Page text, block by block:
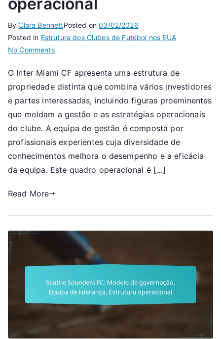
ByClara BennettPosted on03/02/2026
Posted in Estrutura dos Clubes de Futebol nos EUA
No Commentson
Miami
CF:
Estrutura
de
propriedade,
Equipa
de
gestão,
Configuração
O Inter Miami CF apresenta uma estrutura de
propriedade distinta que combina vários investidores
e partes interessadas, incluindo figuras proeminentes
que moldam a gestão e as estratégias operacionais
do clube. A equipa de gestão é composta por
profissionais experientes cuja diversidade de
conhecimentos melhora o desempenho e a eficácia
da equipa. Este quadro operacional é […]
Read More